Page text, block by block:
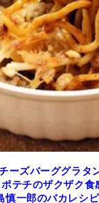
ーズバーググラタ
テチのザクザク食
慎一郎のバカレシピ